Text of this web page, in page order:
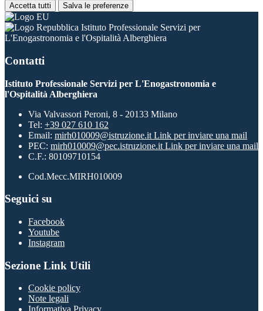
Accetta tutti Salva le preferenze
Istituto Professionale Servizi per
L'Enogastronomia e l'Ospitalità Alberghiera
Contatti
Istituto Professionale Servizi per L'Enogastronomia e
l'Ospitalità Alberghiera
Via Valvassori Peroni, 8 - 20133 Milano
Tel: +39 027 610 162
Email: mirh010009@istruzione.it Link per inviare una mail
PEC: mirh010009@pec.istruzione.it Link per inviare una mail
C.F.: 80109710154
Cod.Mecc.MIRH010009
Seguici su
Facebook
Youtube
Instagram
Sezione Link Utili
Cookie policy
Note legali